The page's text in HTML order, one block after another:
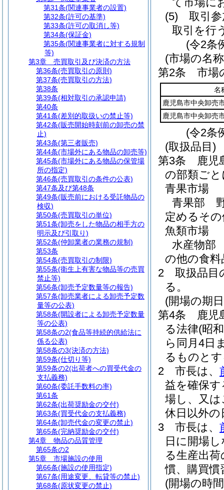
(5)
取引
取引を行
(令2条
(市場の名
第2条
市場
名
鹿児島市中央卸売
鹿児島市中央卸売
(令2条
(取扱品目)
第3条
鹿児
の部類ご
青果市場
青果部
定めるそ
魚類市場
水産物部
の他の食料
2
取扱品目
る。
(開場の期
第4条
鹿児
る法律(昭
ら同月4日
るものと
2
市長は、
益を確保
場し、又
休日以外
3
市長は、
日に開場
る生産出
慣、購買
(開場の時
第31条(関連事業者の設置)
第32条(許可の基準)
第33条(許可の取消し等)
第34条(保証金)
第35条(関連事業者に対する規制
等)
第3章
売買取引及び決済の方法
第36条(売買取引の原則)
第37条(売買取引の方法)
第38条
第39条(相対取引の承認申請)
第40条
第41条(差別的取扱いの禁止等)
第42条(販売開始時刻前の卸売の禁
止)
第43条(第三者販売)
第44条(市場外にある物品の卸売等)
第45条(市場外にある物品の保管場
所の指定)
第46条(売買取引の条件の公表)
第47条及び第48条
第49条(販売前における受託物品の
検収)
第50条(売買取引の単位)
第51条(卸売をした物品の相手方の
明示及び引取り)
第52条(仲卸業者の業務の規制)
第53条
第54条(売買取引の制限)
第55条(衛生上有害な物品等の売買
禁止等)
第56条(卸売予定数量等の報告)
第57条(卸売業者による卸売予定数
量等の公表)
第58条(開設者による卸売予定数量
等の公表)
第58条の2(食品等持続的供給法に
係る公表)
第58条の3(決済の方法)
第59条(仕切り等)
第59条の2(出荷者への買受代金の
支払義務)
第60条(委託手数料の率)
第61条
第62条(出荷奨励金の交付)
第63条(買受代金の支払義務)
第64条(卸売代金の変更の禁止)
第65条(完納奨励金の交付)
第4章
物品の品質管理
第65条の2
第5章
市場施設の使用
第66条(施設の使用指定)
第67条(用途変更、転貸等の禁止)
第68条(原状変更の禁止)